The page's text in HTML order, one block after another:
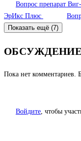
Вопрос препарат
ЭрИкс Плюс
Показать ещё (7)
ОБСУЖДЕНИЕ
Пока нет комментариев.
Войдите, чтобы